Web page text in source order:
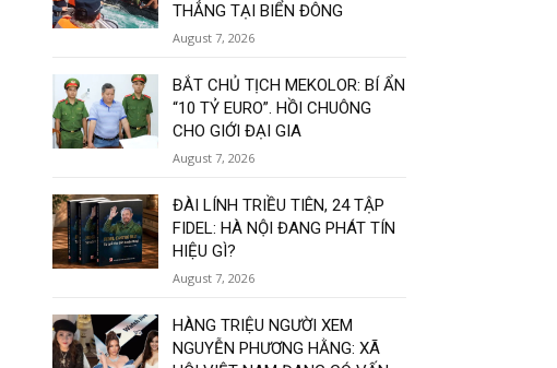
THẲNG TẠI BIỂN ĐÔNG
August 7, 2026
BẮT CHỦ TỊCH MEKOLOR: BÍ ẨN
“10 TỶ EURO”. HỒI CHUÔNG
CHO GIỚI ĐẠI GIA
August 7, 2026
ĐÀI LÍNH TRIỀU TIÊN, 24 TẬP
FIDEL: HÀ NỘI ĐANG PHÁT TÍN
HIỆU GÌ?
August 7, 2026
HÀNG TRIỆU NGƯỜI XEM
NGUYỄN PHƯƠNG HẰNG: XÃ